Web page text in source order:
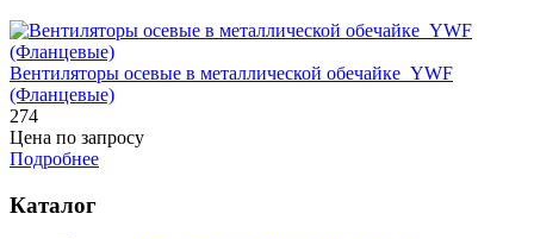
Вентиляторы осевые в металлической обечайке YWF
(Фланцевые)
274
Цена по запросу
Подробнее
Каталог